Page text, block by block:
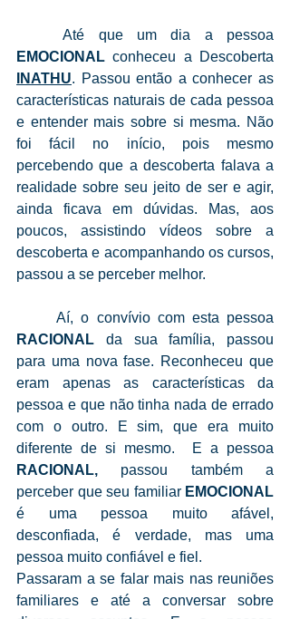
EMOCIONAL
INATHU. Passou então a conhecer as
características naturais de cada pessoa
e entender mais sobre si mesma. Não
foi fácil no início, pois mesmo
percebendo que a descoberta falava a
realidade sobre seu jeito de ser e agir,
ainda ficava em dúvidas. Mas, aos
poucos, assistindo vídeos sobre a
descoberta e acompanhando os cursos,
passou a se perceber melhor.
RACIONAL da sua família, passou
para uma nova fase. Reconheceu que
eram apenas as características da
pessoa e que não tinha nada de errado
com o outro. E sim, que era muito
RACIONAL, passou também a
perceber que seu familiar EMOCIONAL
é uma pessoa muito afável,
desconfiada, é verdade, mas uma
pessoa muito confiável e fiel.
Passaram a se falar mais nas reuniões
familiares e até a conversar sobre